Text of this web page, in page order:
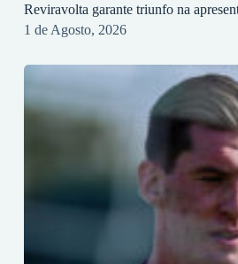
Reviravolta garante triunfo na
1 de Agosto, 2026